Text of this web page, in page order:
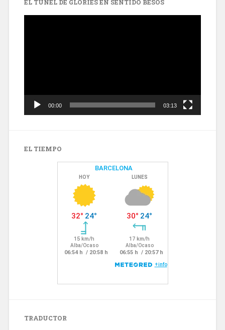
EL TÚNEL DE GLÒRIES EN SENTIDO BESÒS
00:00 03:13
EL TIEMPO
TRADUCTOR